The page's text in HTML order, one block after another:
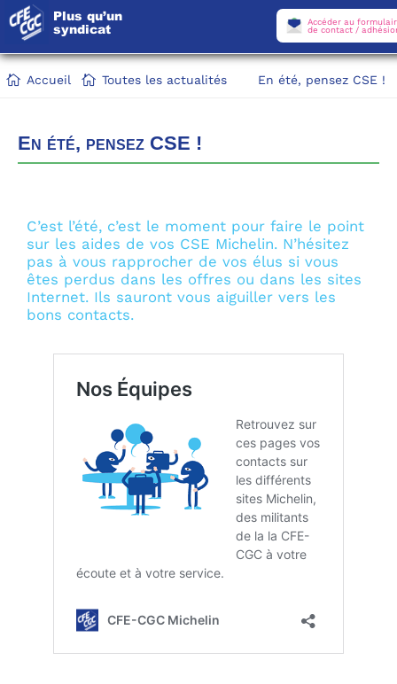
Plus qu’un
syndicat
Accéder au
de contact /
Accueil Toutes les actualités En été, pensez CSE !
En été, pensez CSE !
C’est l’été, c’est le moment pour faire le point
sur les aides de vos CSE Michelin. N’hésitez
pas à vous rapprocher de vos élus si vous
êtes perdus dans les offres ou dans les sites
Internet. Ils sauront vous aiguiller vers les
bons contacts.